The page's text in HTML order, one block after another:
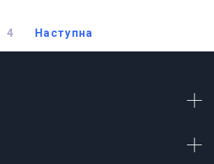
4 Наступна